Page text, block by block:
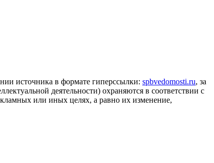
источника в формате гиперссылки: spbvedomosti.ru, за
деятельности) охраняются в соответствии с
или иных целях, а равно их изменение,